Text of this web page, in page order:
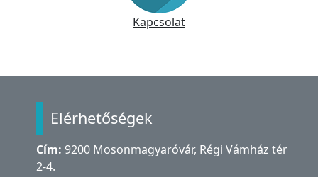
Kapcsolat
Elérhetőségek
Cím: 9200 Mosonmagyaróvár, Régi Vámház tér
2-4.